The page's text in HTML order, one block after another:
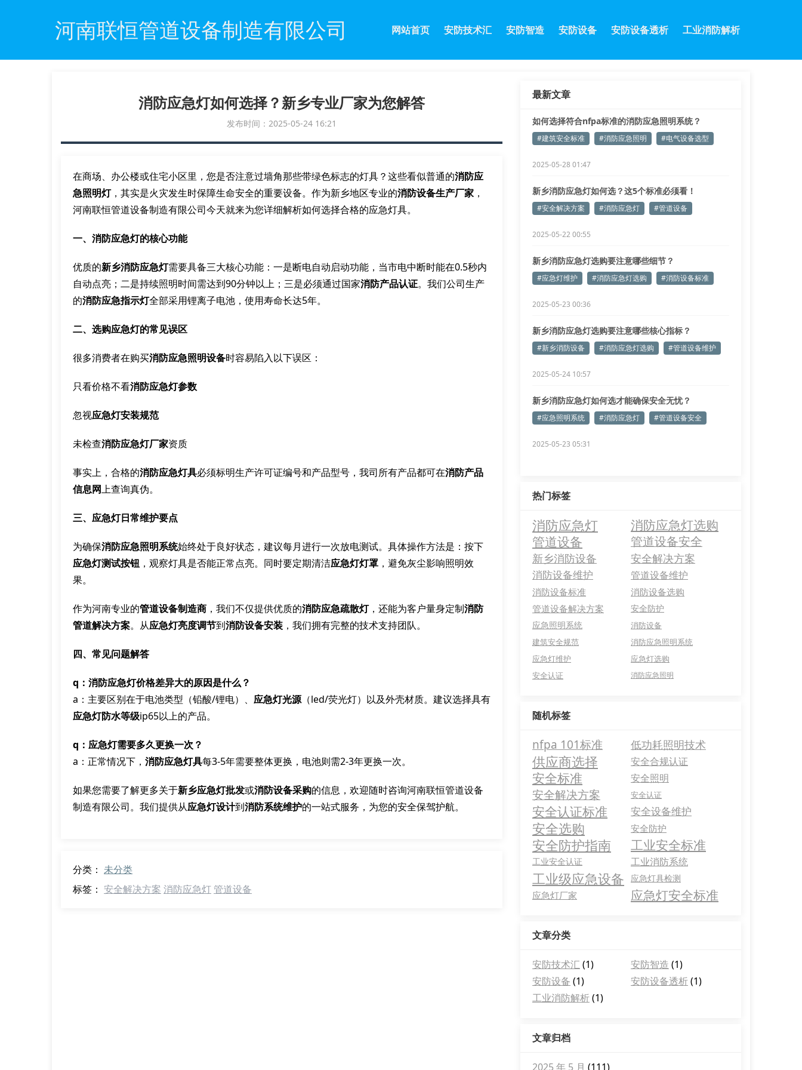
河南联恒管道设备制造有限公司 网站首页 安防技术汇 安防智造 安防设备 安防设备透析 工业消防解析
消防应急灯如何选择？新乡专业厂家为您解答
发布时间：2025-05-24 16:21
在商场、办公楼或住宅小区里，您是否注意过墙角那些带绿色标志的灯具？这些看似普通的消防应
急照明灯，其实是火灾发生时保障生命安全的重要设备。作为新乡地区专业的消防设备生产厂家 ，
河南联恒管道设备制造有限公司今天就来为您详细解析如何选择合格的应急灯具。
一、消防应急灯的核心功能
优质的新乡消防应急灯需要具备三大核心功能：一是断电自动启动功能，当市电中断时能在0.5秒内
自动点亮；二是持续照明时间需达到90分钟以上；三是必须通过国家消防产品认证。我们公司生产
的消防应急指示灯全部采用锂离子电池，使用寿命长达5年。
二、选购应急灯的常见误区
很多消费者在购买消防应急照明设备时容易陷入以下误区：
只看价格不看消防应急灯参数
忽视应急灯安装规范
未检查消防应急灯厂家资质
事实上，合格的消防应急灯具必须标明生产许可证编号和产品型号，我司所有产品都可在消防产品
信息网上查询真伪。
三、应急灯日常维护要点
为确保消防应急照明系统始终处于良好状态，建议每月进行一次放电测试。具体操作方法是：按下
应急灯测试按钮 ，观察灯具是否能正常点亮。同时要定期清洁应急灯灯罩 ，避免灰尘影响照明效
果。
作为河南专业的管道设备制造商 ，我们不仅提供优质的消防应急疏散灯，还能为客户量身定制消防
管道解决方案。从应急灯亮度调节到消防设备安装 ，我们拥有完整的技术支持团队。
四、常见问题解答
q：消防应急灯价格差异大的原因是什么？
a：主要区别在于电池类型（铅酸/锂电）、 应急灯光源（led/荧光灯）以及外壳材质。建议选择具有
应急灯防水等级ip65以上的产品。
q：应急灯需要多久更换一次？
a：正常情况下， 消防应急灯具每3-5年需要整体更换，电池则需2-3年更换一次。
如果您需要了解更多关于新乡应急灯批发或消防设备采购的信息，欢迎随时咨询河南联恒管道设备
制造有限公司。我们提供从应急灯设计到消防系统维护的一站式服务，为您的安全保驾护航。
分类： 未分类
标签： 安全解决方案 消防应急灯 管道设备
最新文章
如何选择符合nfpa标准的消防应急照明系统？
#建筑安全标准 #消防应急照明 #电气设备选型
2025-05-28 01:47
新乡消防应急灯如何选？这5个标准必须看！
#安全解决方案 #消防应急灯 #管道设备
2025-05-22 00:55
新乡消防应急灯选购要注意哪些细节？
#应急灯维护 #消防应急灯选购 #消防设备标准
2025-05-23 00:36
新乡消防应急灯选购要注意哪些核心指标？
#新乡消防设备 #消防应急灯选购 #管道设备维护
2025-05-24 10:57
新乡消防应急灯如何选才能确保安全无忧？
#应急照明系统 #消防应急灯 #管道设备安全
2025-05-23 05:31
热门标签
消防应急灯 消防应急灯选购
管道设备 管道设备安全
新乡消防设备 安全解决方案
消防设备维护 管道设备维护
消防设备标准
消防设备选购
管道设备解决方案
安全防护
应急照明系统
消防设备
建筑安全规范
消防应急照明系统
应急灯维护
应急灯选购
安全认证
消防应急照明
随机标签
nfpa 101标准 低功耗照明技术
供应商选择 安全合规认证
安全标准 安全照明
安全解决方案 安全认证
安全认证标准 安全设备维护
安全选购 安全防护
安全防护指南 工业安全标准
工业安全认证 工业消防系统
工业级应急设备 应急灯具检测
应急灯厂家 应急灯安全标准
文章分类
安防技术汇 (1) 安防智造 (1)
安防设备 (1) 安防设备透析(1)
工业消防解析(1)
文章归档
2025 年 5 月 (111)